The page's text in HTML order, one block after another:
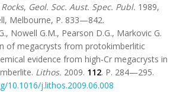
, Geol. Soc. Aust. Spec. Publ. 1989,
Melbourne, P. 833—842.
Nowell G.M., Pearson D.G., Markovic G.
of megacrysts from protokimberlitic
evidence from high-Cr megacrysts in
Lithos. 2009. 112. P. 284—295.
10.1016/j.lithos.2009.06.008